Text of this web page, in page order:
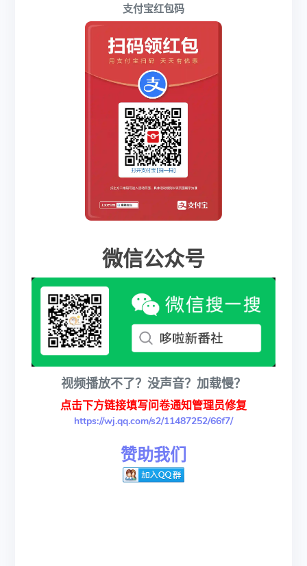
支付宝红包码
微信公众号
视频播放不了？没声音？加载慢？
点击下方链接填写问卷通知管理员修复
https://wj.qq.com/s2/11487252/66f7/
赞助我们